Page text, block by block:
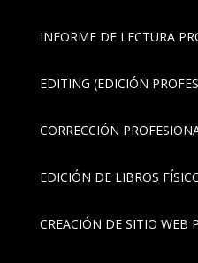
INFORME DE LECTURA
EDITING (EDICIÓN
CORRECCIÓN
EDICIÓN DE LIBROS
CREACIÓN DE SITIO WEB